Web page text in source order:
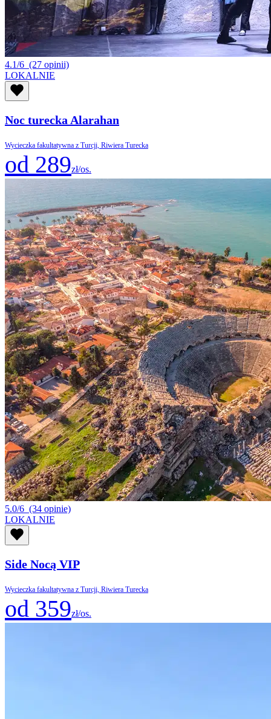
4.1/6 (27 opinii)
LOKALNIE
Noc turecka Alarahan
Wycieczka fakultatywna z Turcji, Riwiera Turecka
od 289zł/os.
5.0/6 (34 opinie)
LOKALNIE
Side Nocą VIP
Wycieczka fakultatywna z Turcji, Riwiera Turecka
od 359zł/os.